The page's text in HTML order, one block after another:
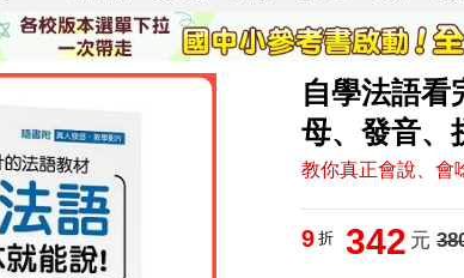
自學法語看
母、發音、
教你真正會說、會
9 折 342 元